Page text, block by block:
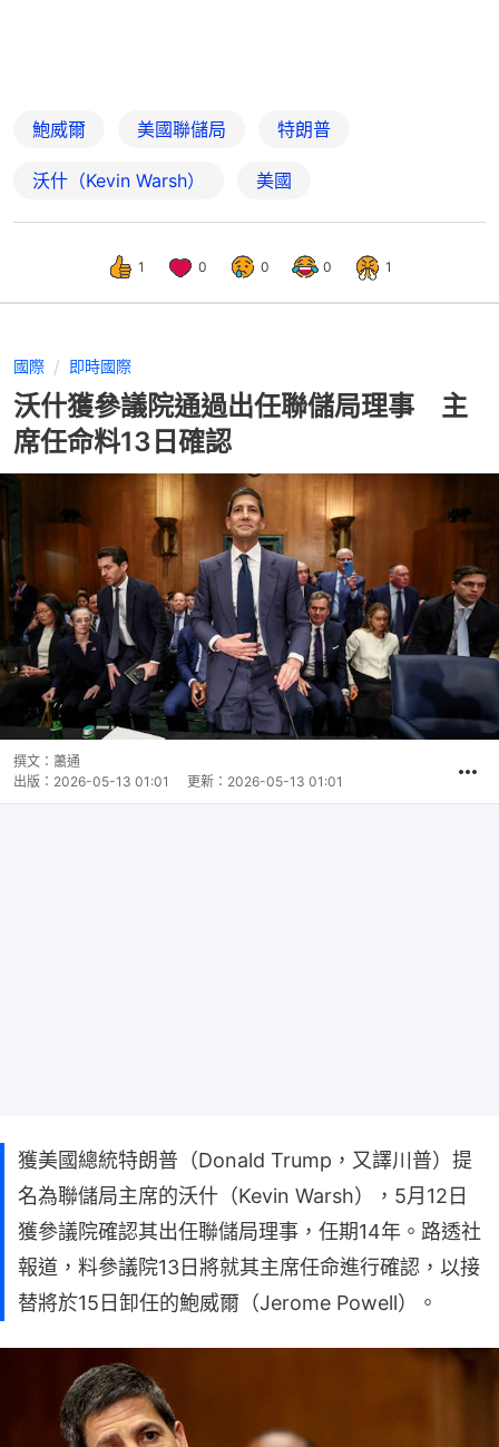
鮑威爾 美國聯儲局 特朗普
沃什（Kevin Warsh） 美國
1 0 0 0 1
國際 即時國際
沃什獲參議院通過出任聯儲局理事 主
席任命料13日確認
撰文： 蕭通
出版： 2026-05-13 01:01 更新： 2026-05-13 01:01
獲美國總統特朗普（Donald Trump，又譯川普）提
名為聯儲局主席的沃什（Kevin Warsh），5月12日
獲參議院確認其出任聯儲局理事，任期14年。路透社
報道，料參議院13日將就其主席任命進行確認，以接
替將於15日卸任的鮑威爾（Jerome Powell）。